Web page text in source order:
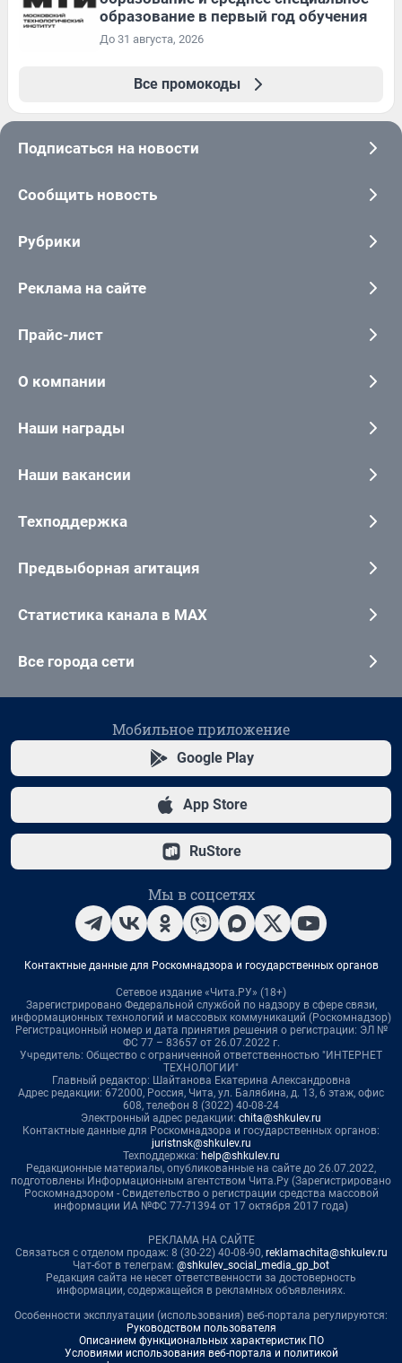
образование в первый год обучения
До 31 августа, 2026
Все промокоды
Подписаться на новости
Сообщить новость
Рубрики
Реклама на сайте
Прайс-лист
О компании
Наши награды
Наши вакансии
Техподдержка
Предвыборная агитация
Статистика канала в MAX
Все города сети
Мобильное приложение
Google Play
App Store
RuStore
Мы в соцсетях
Контактные данные для Роскомнадзора и государственных органов
Сетевое издание «Чита.РУ» (18+)
Зарегистрировано Федеральной службой по надзору в сфере связи,
информационных технологий и массовых коммуникаций (Роскомнадзор)
Регистрационный номер и дата принятия решения о регистрации: ЭЛ №
ФС 77 – 83657 от 26.07.2022 г.
Учредитель: Общество с ограниченной ответственностью "ИНТЕРНЕТ
ТЕХНОЛОГИИ"
Главный редактор: Шайтанова Екатерина Александровна
Адрес редакции: 672000, Россия, Чита, ул. Балябина, д. 13, 6 этаж, офис
608, телефон 8 (3022) 40-08-24
Электронный адрес редакции: chita@shkulev.ru
Контактные данные для Роскомнадзора и государственных органов:
juristnsk@shkulev.ru
Техподдержка: help@shkulev.ru
Редакционные материалы, опубликованные на сайте до 26.07.2022,
подготовлены Информационным агентством Чита.Ру (Зарегистрировано
Роскомнадзором - Свидетельство о регистрации средства массовой
информации ИА №ФС 77-71394 от 17 октября 2017 года)
РЕКЛАМА НА САЙТЕ
Связаться с отделом продаж: 8 (30-22) 40-08-90, reklamachita@shkulev.ru
Чат-бот в телеграм: @shkulev_social_media_gp_bot
Редакция сайта не несет ответственности за достоверность
информации, содержащейся в рекламных объявлениях.
Особенности эксплуатации (использования) веб-портала регулируются:
Руководством пользователя
Описанием функциональных характеристик ПО
Условиями использования веб-портала и политикой